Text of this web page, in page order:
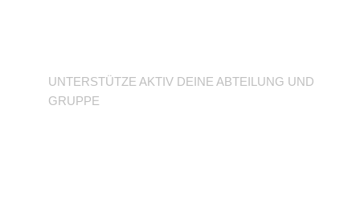
UNTERSTÜTZE AKTIV DEINE ABTEILUNG UND
GRUPPE